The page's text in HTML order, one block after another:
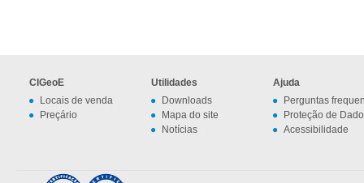
CIGeoE
Locais de venda
Preçário
Utilidades
Downloads
Mapa do site
Notícias
Ajuda
Perguntas
Proteção de
Acessibilidade